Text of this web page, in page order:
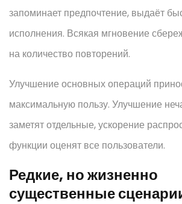
запоминает предпочтение, выдаёт
исполнения. Всякая мгновение
на количество повторений.
Улучшение основных операций
максимальную пользу. Улучшение
заметят отдельные, ускорение
функции оценят все пользователи.
Редкие, но жизненно
существенные